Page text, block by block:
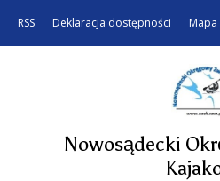
RSS Deklaracja dostępności Mapa
Nowosądecki